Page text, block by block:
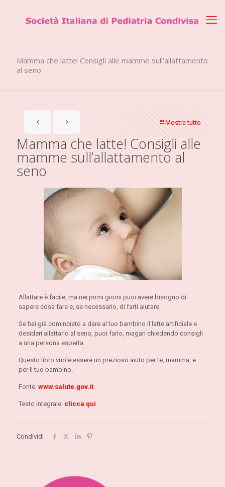
Mamma che latte! Consigli alle mamme sull’allattamento
al seno
Mostra tutto
Mamma che latte! Consigli alle
mamme sull’allattamento al
seno
Allattare è facile, ma nei primi giorni puoi avere bisogno di
sapere cosa fare e, se necessario, di farti aiutare.
Se hai già cominciato a dare al tuo bambino il latte artificiale e
desideri allattarlo al seno, puoi farlo, magari chiedendo consigli
a una persona esperta.
Questo libro vuole essere un prezioso aiuto per te, mamma, e
per il tuo bambino.
Fonte: www.salute.gov.it
Testo integrale: clicca qui
Condividi